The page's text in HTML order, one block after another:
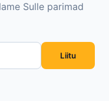
Sulle parimad
Liitu